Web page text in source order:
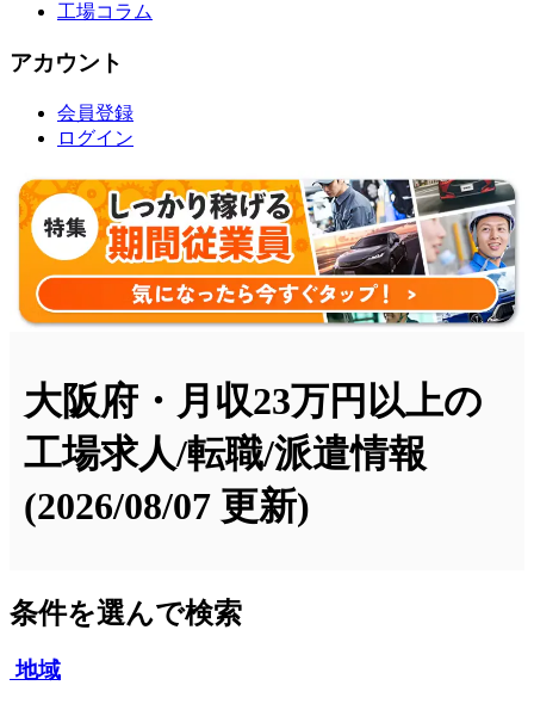
工場コラム
アカウント
会員登録
ログイン
大阪府・月収23万円以上の
工場求人/転職/派遣情報
(2026/08/07 更新)
条件を選んで検索
地域